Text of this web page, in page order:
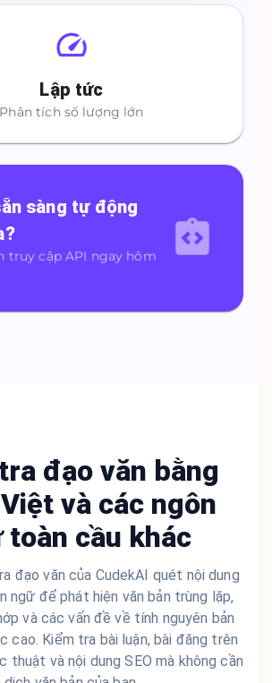
Lập tức
Phân tích số lượng lớn
sàng tự động
truy cập API ngay hôm
đạo văn bằng
và các ngôn
toàn cầu khác
đạo văn của CudekAI quét nội dung
ngữ để phát hiện văn bản trùng lặp,
và các vấn đề về tính nguyên bản
cao. Kiểm tra bài luận, bài đăng trên
thuật và nội dung SEO mà không cần